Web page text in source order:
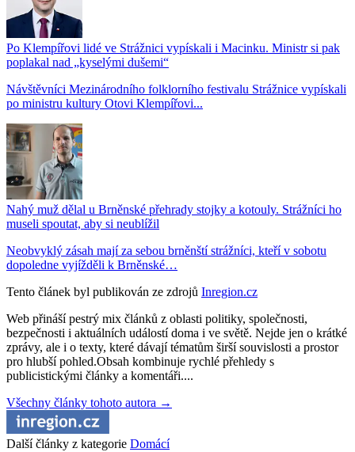
Po Klempířovi lidé ve Strážnici vypískali i Macinku. Ministr si pak
poplakal nad „kyselými dušemi“
Návštěvníci Mezinárodního folklorního festivalu Strážnice vypískali
po ministru kultury Otovi Klempířovi...
Nahý muž dělal u Brněnské přehrady stojky a kotouly. Strážníci ho
museli spoutat, aby si neublížil
Neobvyklý zásah mají za sebou brněnští strážníci, kteří v sobotu
dopoledne vyjížděli k Brněnské…
Tento článek byl publikován ze zdrojů Inregion.cz
Web přináší pestrý mix článků z oblasti politiky, společnosti,
bezpečnosti i aktuálních událostí doma i ve světě. Nejde jen o krátké
zprávy, ale i o texty, které dávají tématům širší souvislosti a prostor
pro hlubší pohled.Obsah kombinuje rychlé přehledy s
publicistickými články a komentáři....
Všechny články tohoto autora →
Další články z kategorie Domácí